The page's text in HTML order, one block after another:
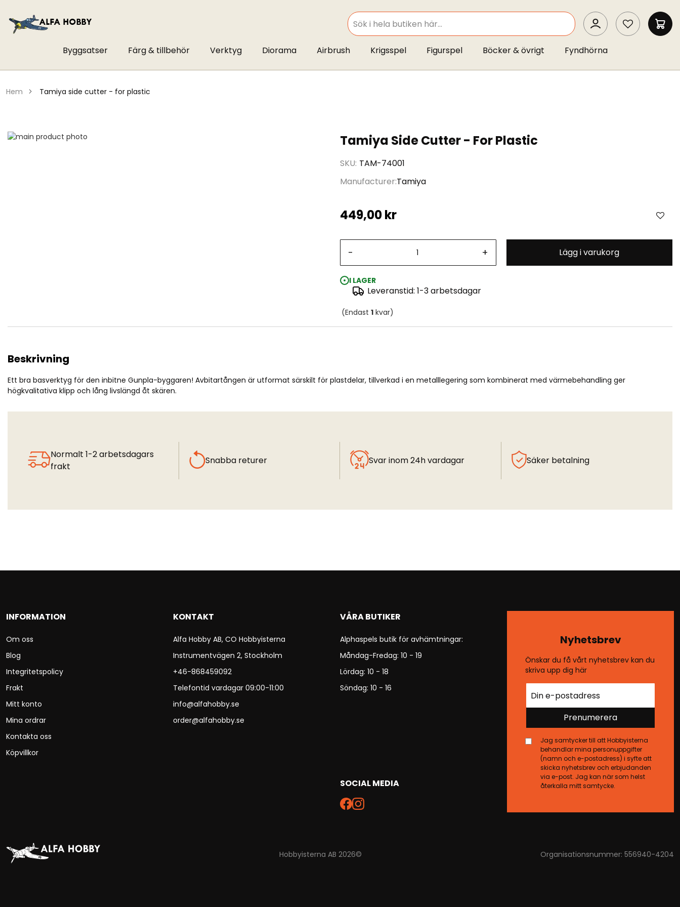
SEARCH
SEARCH
MIN
Byggsatser Färg & tillbehör Verktyg Diorama Airbrush Krigsspel Figurspel Böcker & övrigt Fyndhörna
hem tamiya side cutter - for plastic
Tamiya Side Cutter - For Plastic
SKU TAM-74001
Manufacturer Tamiya
449,00 kr
- + Lägg i varukorg
I LAGER
Leveranstid: 1-3 arbetsdagar
(Endast 1 kvar)
Hoppa
Beskrivning
Ett bra basverktyg för den inbitne Gunpla-byggaren! Avbitartången är utformat särskilt för plastdelar, tillverkad i en metalllegering som kombinerat med värmebehandling ger
högkvalitativa klipp och lång livslängd åt skären.
Normalt 1-2 arbetsdagars
frakt
Snabba returer Svar inom 24h vardagar Säker betalning
INFORMATION
Om oss
Blog
Integritetspolicy
Frakt
Mitt konto
Mina ordrar
Kontakta oss
Köpvillkor
KONTAKT
Alfa Hobby AB, CO Hobbyisterna
Instrumentvägen 2, Stockholm
+46-868459092
Telefontid vardagar 09:00-11:00
info@alfahobby.se
order@alfahobby.se
VÅRA BUTIKER
Alphaspels butik för avhämtningar:
Måndag-Fredag: 10 - 19
Lördag: 10 - 18
Söndag: 10 - 16
SOCIAL MEDIA
Nyhetsbrev
Önskar du få vårt nyhetsbrev kan du
skriva upp dig här
Prenumerera
Jag samtycker till att Hobbyisterna
behandlar mina personuppgifter
(namn och e-postadress) i syfte att
skicka nyhetsbrev och erbjudanden
via e-post. Jag kan när som helst
återkalla mitt samtycke.
Hobbyisterna AB 2026© Organisationsnummer: 556940-4204